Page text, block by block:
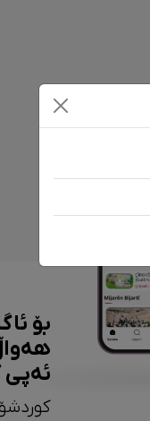
بۆ
ئەپی